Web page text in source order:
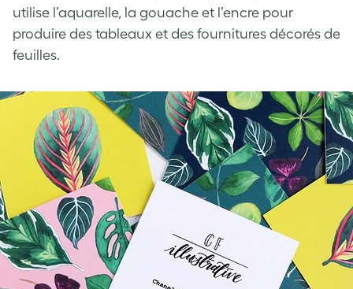
utilise l’aquarelle, la gouache et l’encre pour
produire des tableaux et des fournitures décorés de
feuilles.